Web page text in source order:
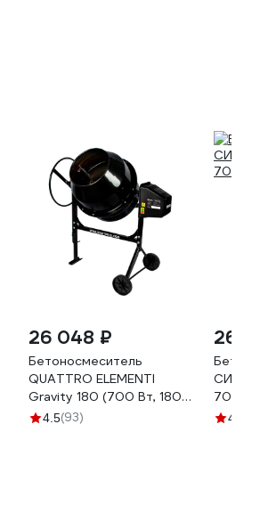
26 048 ₽
Бетоносмеситель
QUATTRO ELEMENTI
Gravity 180 (700 Вт, 180
л, 23 об/мин., замес 90 л,
4.5(93)
26
700
4.2